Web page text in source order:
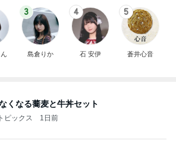
3
島倉りか
4
石 安伊
5
蒼井心音
くなる蕎麦と牛丼セット
ピックス 1日前